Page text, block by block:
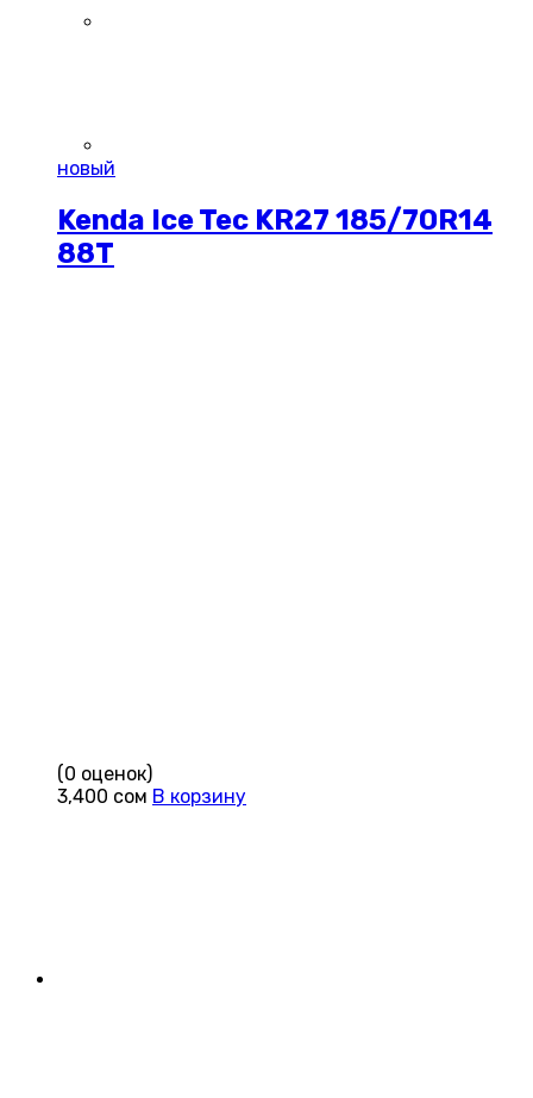
новый
Kenda Ice Tec KR27 185/70R14
88T
(0 оценок)
3,400 сом В корзину